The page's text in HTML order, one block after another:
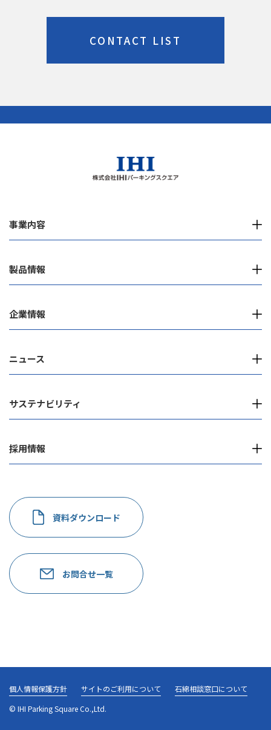
CONTACT LIST
事業内容
製品情報
企業情報
ニュース
サステナビリティ
採用情報
資料ダウンロード
お問合せ一覧
個人情報保護方針 サイトのご利用について
石綿相談窓口について
© IHI Parking Square Co.,Ltd.